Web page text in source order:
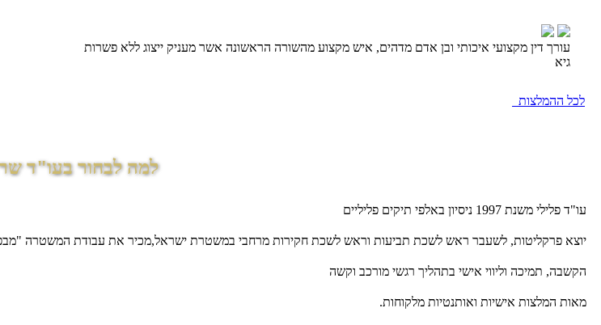
עורך דין מקצועי איכותי ובן אדם מדהים, איש מקצוע מהשורה הראשונה אשר מעניק ייצוג ללא פשרות
גיא
לכל ההמלצות
למה לבחור בעו"ד
עו"ד פלילי משנת 1997 ניסיון באלפי תיקים פליליים
יוצא פרקליטות, לשעבר ראש לשכת תביעות וראש לשכת חקירות מרחבי במשטרת ישראל,מכיר את עבודת המשטרה
הקשבה, תמיכה וליווי אישי בתהליך רגשי מורכב וקשה
מאות המלצות אישיות ואותנטיות מלקוחות.